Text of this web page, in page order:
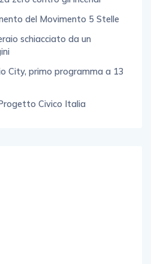
del Movimento 5 Stelle
schiacciato da un
City, primo programma a 13
Civico Italia